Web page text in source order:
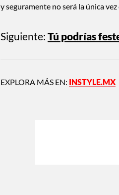
y seguramente no será la única
Siguiente: Tú podrías
EXPLORA MÁS EN: INSTYLE.MX